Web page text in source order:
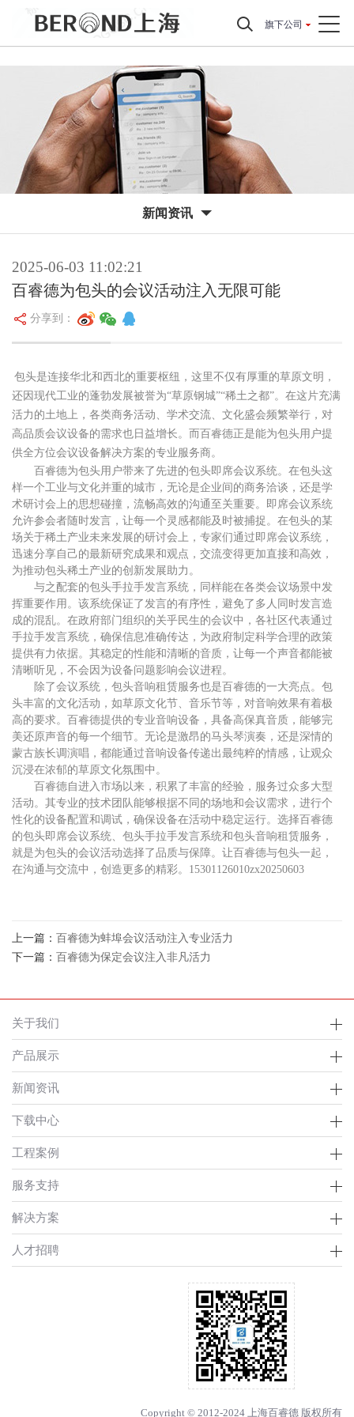
旗下公司
新闻资讯
2025-06-03 11:02:21
百睿德为包头的会议活动注入无限可能
分享到：
包头是连接华北和西北的重要枢纽 ， 这里不仅有厚重的草原文明，
还因现代工业的蓬勃发展被誉为“草原钢城”“稀土之都”。在这片充满
活力的土地上，各类商务活动、学术交流、文化盛会频繁举行，对
高品质会议设备的需求也日益增长。而百睿德正是能为包头用户提
供全方位会议设备解决方案的专业服务商。
百睿德为包头用户带来了先进的包头即席会议系统。在包头这
样一个工业与文化并重的城市，无论是企业间的商务洽谈，还是学
术研讨会上的思想碰撞，流畅高效的沟通至关重要。即席会议系统
允许参会者随时发言，让每一个灵感都能及时被捕捉。在包头的某
场关于稀土产业未来发展的研讨会上，专家们通过即席会议系统，
迅速分享自己的最新研究成果和观点，交流变得更加直接和高效，
为推动包头稀土产业的创新发展助力。
与之配套的包头手拉手发言系统，同样能在各类会议场景中发
挥重要作用。该系统保证了发言的有序性，避免了多人同时发言造
成的混乱。在政府部门组织的关乎民生的会议中，各社区代表通过
手拉手发言系统，确保信息准确传达，为政府制定科学合理的政策
提供有力依据。其稳定的性能和清晰的音质，让每一个声音都能被
清晰听见，不会因为设备问题影响会议进程。
除了会议系统，包头音响租赁服务也是百睿德的一大亮点。包
头丰富的文化活动，如草原文化节、音乐节等，对音响效果有着极
高的要求。百睿德提供的专业音响设备，具备高保真音质，能够完
美还原声音的每一个细节。无论是激昂的马头琴演奏，还是深情的
蒙古族长调演唱，都能通过音响设备传递出最纯粹的情感，让观众
沉浸在浓郁的草原文化氛围中。
百睿德自进入市场以来，积累了丰富的经验，服务过众多大型
活动。其专业的技术团队能够根据不同的场地和会议需求，进行个
性化的设备配置和调试，确保设备在活动中稳定运行。选择百睿德
的包头即席会议系统、包头手拉手发言系统和包头音响租赁服务，
就是为包头的会议活动选择了品质与保障。让百睿德与包头一起，
在沟通与交流中，创造更多的精彩。15301126010zx20250603
上一篇： 百睿德为蚌埠会议活动注入专业活力
下一篇： 百睿德为保定会议注入非凡活力
关于我们
产品展示
新闻资讯
下载中心
工程案例
服务支持
解决方案
人才招聘
Copyright © 2012-2024 上海百睿德 版权所有